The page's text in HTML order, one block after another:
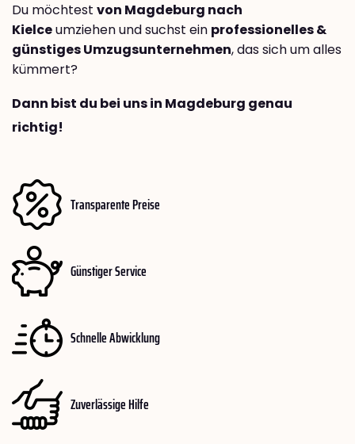
Du möchtest von Magdeburg nach
Kielceumziehen und suchst ein professionelles &
günstiges Umzugsunternehmen, das sich um alles
kümmert?
Dann bist du bei uns in Magdeburg genau
richtig!
Transparente Preise
Günstiger Service
Schnelle Abwicklung
Zuverlässige Hilfe